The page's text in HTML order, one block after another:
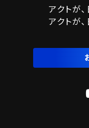
アクトが
アクトが